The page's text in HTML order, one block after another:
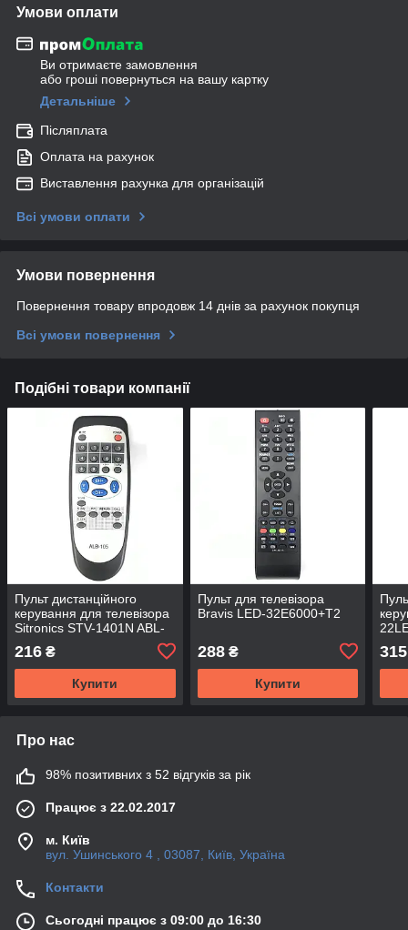
Умови оплати
Ви отримаєте замовлення
або гроші повернуться на вашу картку
Детальніше
Післяплата
Оплата на рахунок
Виставлення рахунка для організацій
Всі умови оплати
Умови повернення
Повернення товару впродовж 14 днів за рахунок покупця
Всі умови повернення
Подібні товари компанії
Пульт дистанційного
керування для телевізора
Sitronics STV-1401N ABL-
216 ₴
Купити
Пульт для телевізора
Bravis LED-32E6000+T2
288₴
Купити
315
Про нас
98% позитивних з 52 відгуків за рік
Працює з 22.02.2017
м. Київ
вул. Ушинського 4 , 03087, Київ, Україна
Контакти
Сьогодні працює з 09:00 до 16:30